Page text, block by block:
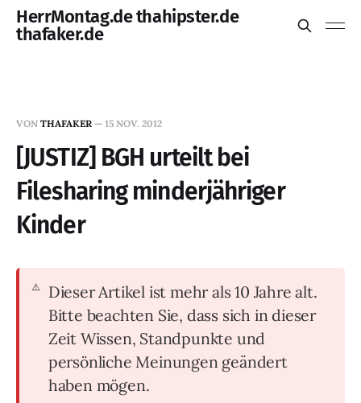
HerrMontag.de thahipster.de
thafaker.de
VON THAFAKER — 15 NOV. 2012
[JUSTIZ] BGH urteilt bei
Filesharing minderjähriger
Kinder
Dieser Artikel ist mehr als 10 Jahre alt.
Bitte beachten Sie, dass sich in dieser
Zeit Wissen, Standpunkte und
persönliche Meinungen geändert
haben mögen.